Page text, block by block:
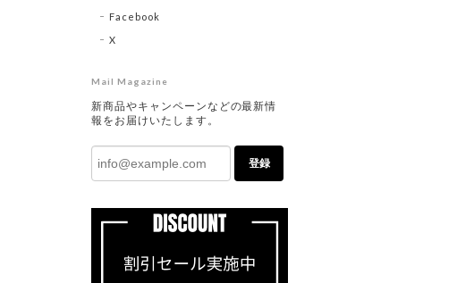
Facebook
X
Mail Magazine
新商品やキャンペーンなどの最新情
報をお届けいたします。
登録